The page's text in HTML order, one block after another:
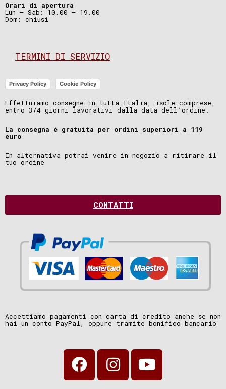
Orari di apertura
Lun – Sab: 10.00 – 19.00
Dom: chiusi
TERMINI DI SERVIZIO
Privacy Policy Cookie Policy
Effettuiamo consegne in tutta Italia, isole comprese,
entro 3/4 giorni lavorativi dalla data dell’ordine.
La consegna è gratuita per ordini superiori a 119
euro
In alternativa potrai venire in negozio a ritirare il
tuo ordine
CONTATTI
Accettiamo pagamenti con carta di credito anche se non
hai un conto PayPal, oppure tramite bonifico bancario